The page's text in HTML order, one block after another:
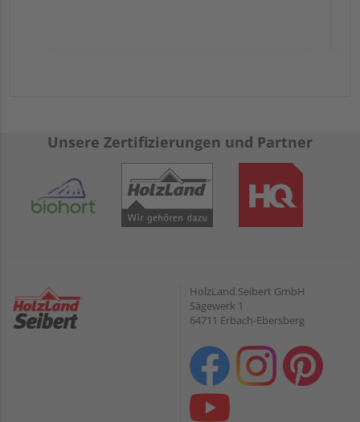
Unsere Zertifizierungen und Partner
HolzLand Seibert GmbH
Sägewerk 1
64711 Erbach-Ebersberg